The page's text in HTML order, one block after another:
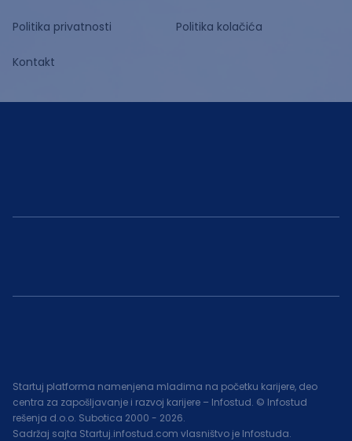
Politika privatnosti Politika kolačića
Kontakt
Startuj platforma namenjena mladima na početku karijere, deo
centra za zapošljavanje i razvoj karijere – Infostud. © Infostud
rešenja d.o.o. Subotica 2000 - 2026.
Sadržaj sajta Startuj.infostud.com vlasništvo je Infostuda.